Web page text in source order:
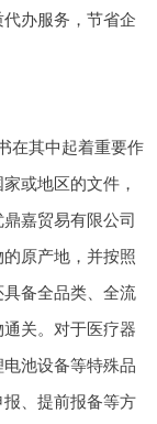
办服务，节省企
在其中起着重要作
或地区的文件，
嘉贸易有限公司
原产地，并按照
备全品类、全流
关。对于医疗器
池设备等特殊品
、提前报备等方